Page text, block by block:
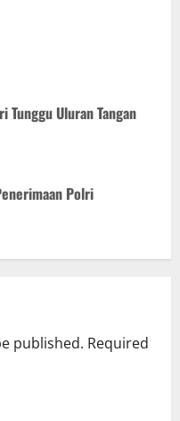
Tunggu Uluran Tangan
Polri
published. Required